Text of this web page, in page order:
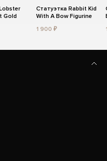
Gold
Статуэтка Rabbit Kid
With A Bow Figurine
1 900 ₽